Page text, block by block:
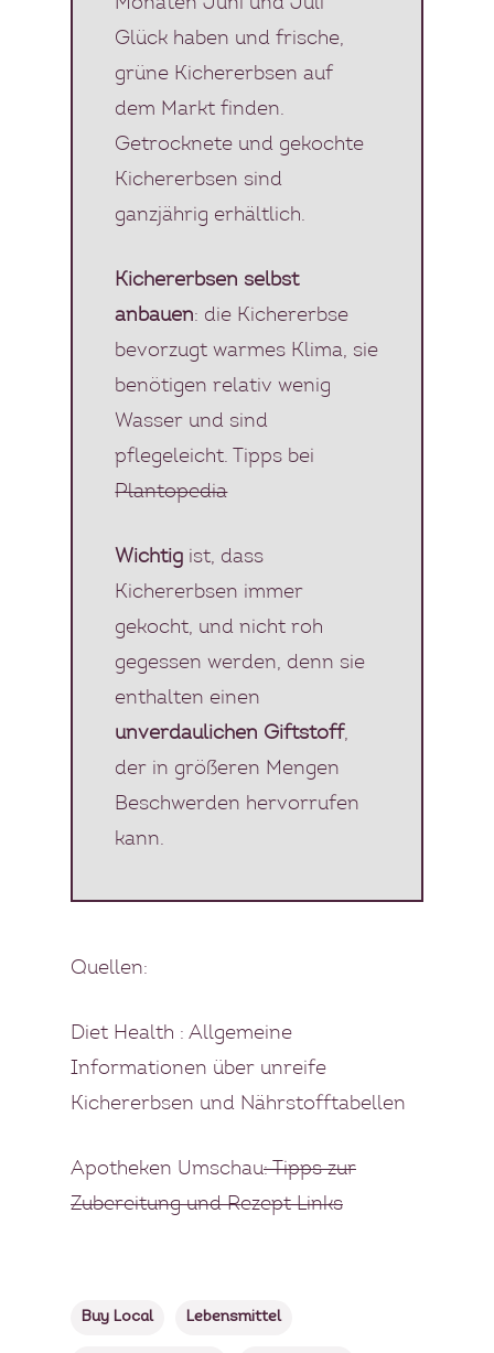
Glück haben und frische,
grüne Kichererbsen auf
dem Markt finden.
Getrocknete und gekochte
Kichererbsen sind
ganzjährig erhältlich.
Kichererbsen selbst
anbauen: die Kichererbse
bevorzugt warmes Klima, sie
benötigen relativ wenig
Wasser und sind
pflegeleicht. Tipps bei
Plantopedia
Wichtig ist, dass
Kichererbsen immer
gekocht, und nicht roh
gegessen werden, denn sie
enthalten einen
unverdaulichen Giftstoff,
der in größeren Mengen
Beschwerden hervorrufen
kann.
Quellen:
Diet Health : Allgemeine
Informationen über unreife
Kichererbsen und Nährstofftabellen
Apotheken Umschau: Tipps zur
Zubereitung und Rezept Links
Buy Local Lebensmittel